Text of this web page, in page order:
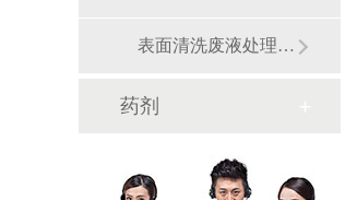
表面清洗废液处理工程
药剂